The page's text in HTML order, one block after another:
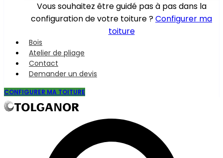
Vous souhaitez être guidé pas à pas dans la
configuration de votre toiture ?Configurer ma
toiture
Bois
Atelier de pliage
Contact
Demander un devis
CONFIGURER MA TOITURE